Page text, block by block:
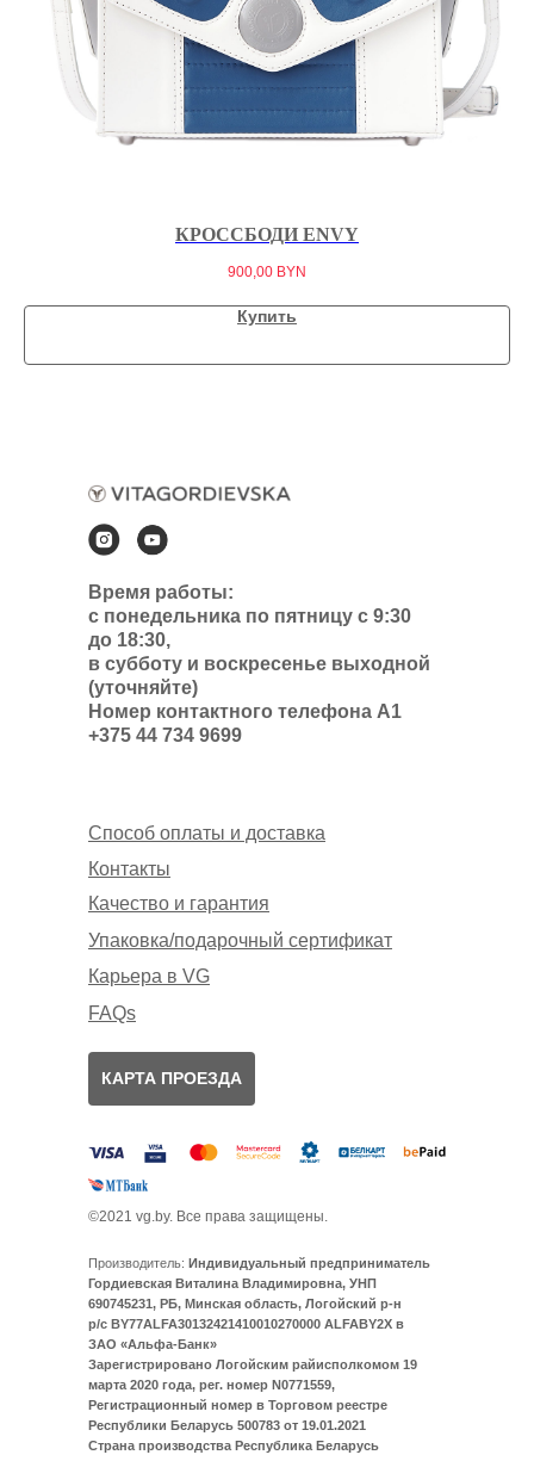
КРОССБОДИ ENVY
900,00 BYN
Купить
Время работы:
с понедельника по пятницу с 9:30
до 18:30,
в субботу и воскресенье выходной
(уточняйте)
Номер контактного телефона А1
+375 44 734 9699
Производитель: Индивидуальный предприниматель
Гордиевская Виталина Владимировна, УНП
690745231, РБ, Минская область, Логойский р-н
р/с BY77ALFA30132421410010270000 ALFABY2X в
ЗАО «Альфа-Банк»
Зарегистрировано Логойским райисполкомом 19
марта 2020 года, рег. номер N0771559,
Регистрационный номер в Торговом реестре
Республики Беларусь 500783 от 19.01.2021
Страна производства Республика Беларусь
Способ оплаты и доставка
Контакты
КАРТА ПРОЕЗДА
Упаковка/подарочный сертификат
FAQs
Карьера в VG
©2021 vg.by. Все права защищены.
Качество и гарантия